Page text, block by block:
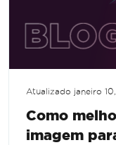
Atualizado janeiro
Como
imagem